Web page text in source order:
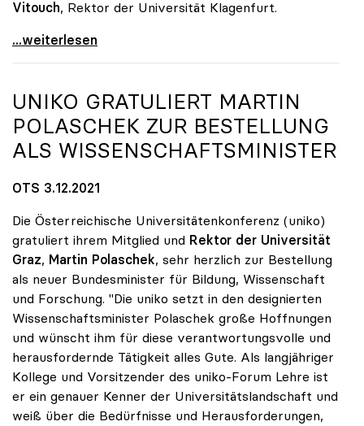
Vitouch, Rektor der Universität Klagenfurt.
Sabine Seidler als uniko-Präsidentin wiedergewählt
...weiterlesen
UNIKO GRATULIERT MARTIN
POLASCHEK ZUR BESTELLUNG
ALS WISSENSCHAFTSMINISTER
OTS 3.12.2021
Die Österreichische Universitätenkonferenz (uniko)
gratuliert ihrem Mitglied und Rektor der Universität
Graz, Martin Polaschek, sehr herzlich zur Bestellung
als neuer Bundesminister für Bildung, Wissenschaft
und Forschung. "Die uniko setzt in den designierten
Wissenschaftsminister Polaschek große Hoffnungen
und wünscht ihm für diese verantwortungsvolle und
herausfordernde Tätigkeit alles Gute. Als langjähriger
Kollege und Vorsitzender des uniko-Forum Lehre ist
er ein genauer Kenner der Universitätslandschaft und
weiß über die Bedürfnisse und Herausforderungen,